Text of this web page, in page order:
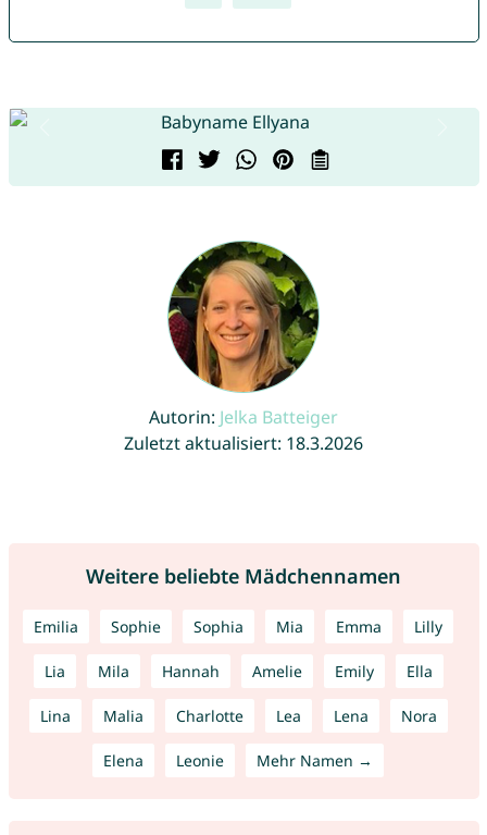
Autorin: Jelka Batteiger
Zuletzt aktualisiert: 18.3.2026
Weitere beliebte Mädchennamen
Emilia Sophie Sophia Mia Emma Lilly
Lia Mila Hannah Amelie Emily Ella
Lina Malia Charlotte Lea Lena Nora
Elena Leonie Mehr Namen →